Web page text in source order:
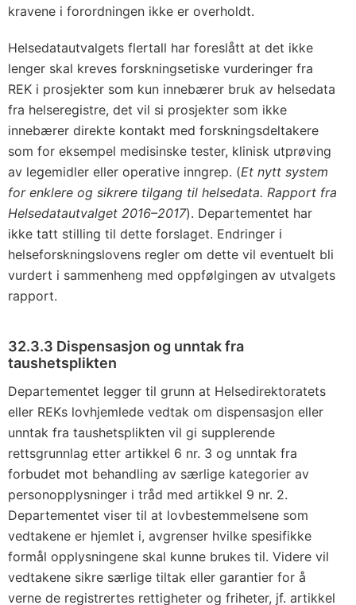
kravene i forordningen ikke er overholdt.
Helsedatautvalgets flertall har foreslått at det ikke
lenger skal kreves forskningsetiske vurderinger fra
REK i prosjekter som kun innebærer bruk av helsedata
fra helseregistre, det vil si prosjekter som ikke
innebærer direkte kontakt med forskningsdeltakere
som for eksempel medisinske tester, klinisk utprøving
av legemidler eller operative inngrep. (Et nytt system
for enklere og sikrere tilgang til helsedata. Rapport fra
Helsedatautvalget 2016–2017). Departementet har
ikke tatt stilling til dette forslaget. Endringer i
helseforskningslovens regler om dette vil eventuelt bli
vurdert i sammenheng med oppfølgingen av utvalgets
rapport.
32.3.3 Dispensasjon og unntak fra
taushetsplikten
Departementet legger til grunn at Helsedirektoratets
eller REKs lovhjemlede vedtak om dispensasjon eller
unntak fra taushetsplikten vil gi supplerende
rettsgrunnlag etter artikkel 6 nr. 3 og unntak fra
forbudet mot behandling av særlige kategorier av
personopplysninger i tråd med artikkel 9 nr. 2.
Departementet viser til at lovbestemmelsene som
vedtakene er hjemlet i, avgrenser hvilke spesifikke
formål opplysningene skal kunne brukes til. Videre vil
vedtakene sikre særlige tiltak eller garantier for å
verne de registrertes rettigheter og friheter, jf. artikkel